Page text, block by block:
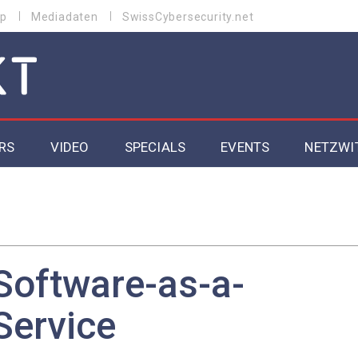
Mediadaten SwissCybersecurity.net
VIDEO SPECIALS EVENTS
as-a-